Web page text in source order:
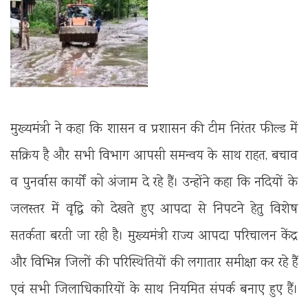
मुख्यमंत्री ने कहा कि शासन व प्रशासन की टीम निरंतर फील्ड में
सक्रिय है और सभी विभाग आपसी समन्वय के साथ राहत, बचाव
व पुनर्वास कार्यों को अंजाम दे रहे हैं। उन्होंने कहा कि नदियों के
जलस्तर में वृद्ध‍ि को देखते हुए आपदा से निपटने हेतु विशेष
सतर्कता बरती जा रही है। मुख्यमंत्री राज्य आपदा परिचालन केंद्र
और विभिन्न जिलों की परिस्थितियों की लगातार समीक्षा कर रहे हैं
एवं सभी जिलाधिकारियों के साथ नियमित संपर्क बनाए हुए हैं।